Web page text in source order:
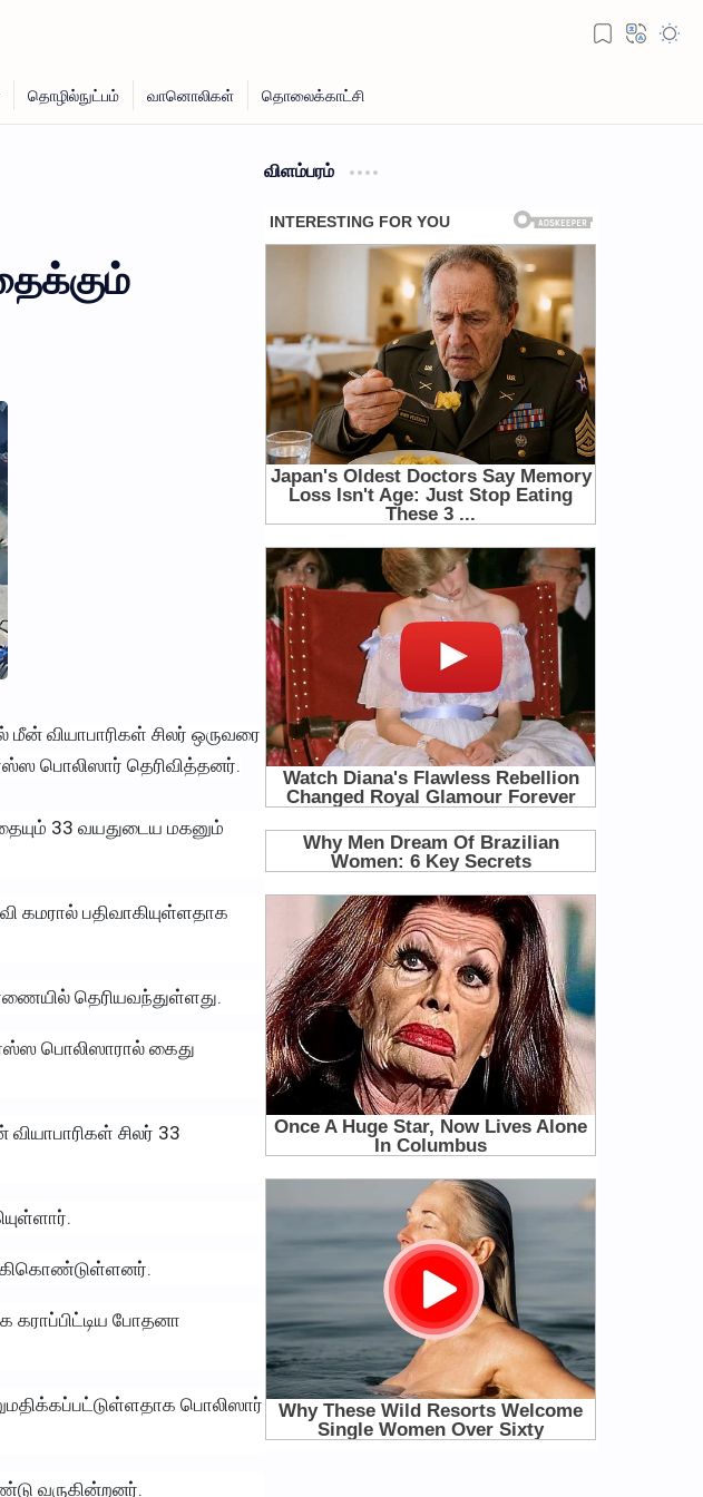
வியாபாரிகள் சிலர் ஒருவரை
பொலிஸார் தெரிவித்தனர்.
33 வயதுடைய மகனும்
கமரால் பதிவாகியுள்ளதாக
தெரியவந்துள்ளது.
பொலிஸாரால் கைது
சிலர் 33
கராப்பிட்டிய போதனா
பொலிஸார்
வருகின்றனர்.
விளம்பரம்